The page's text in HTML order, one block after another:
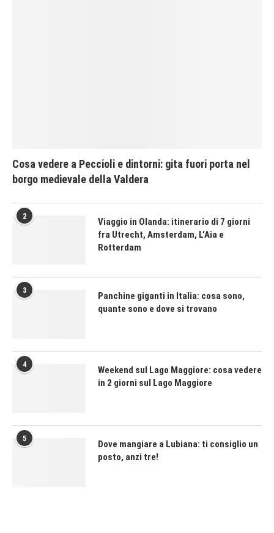
Cosa vedere a Peccioli e dintorni: gita fuori porta nel
borgo medievale della Valdera
2
Viaggio in Olanda: itinerario di 7 giorni
fra Utrecht, Amsterdam, L’Aia e
Rotterdam
3
Panchine giganti in Italia: cosa sono,
quante sono e dove si trovano
4
Weekend sul Lago Maggiore: cosa vedere
in 2 giorni sul Lago Maggiore
5
Dove mangiare a Lubiana: ti consiglio un
posto, anzi tre!